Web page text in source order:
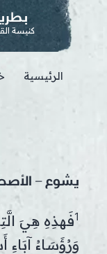
كنيسة
الرئيسية
يشوع –
1فَهذِهِ هِيَ
وَرُؤَسَاءُ